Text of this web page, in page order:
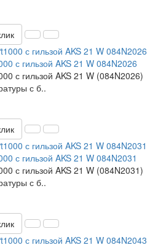
с гильзой AKS 21 W 084N2026
с гильзой AKS 21 W (084N2026)
с б..
с гильзой AKS 21 W 084N2031
с гильзой AKS 21 W (084N2031)
с б..